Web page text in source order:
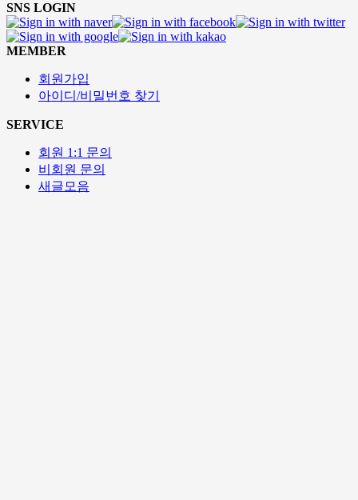
SNS LOGIN
MEMBER
회원가입
아이디/비밀번호 찾기
SERVICE
회원 1:1 문의
비회원 문의
새글모음